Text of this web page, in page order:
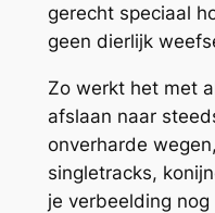
gerecht speciaal
geen dierlijk
Zo werkt het met
afslaan naar
onverharde
singletracks,
je verbeelding